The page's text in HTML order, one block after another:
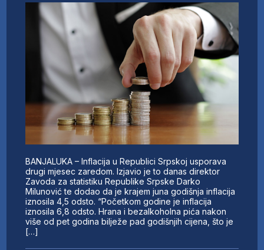
BANJALUKA – Inflacija u Republici Srpskoj usporava
drugi mjesec zaredom. Izjavio je to danas direktor
Zavoda za statistiku Republike Srpske Darko
Milunović te dodao da je krajem juna godišnja inflacija
iznosila 4,5 odsto. “Početkom godine je inflacija
iznosila 6,8 odsto. Hrana i bezalkoholna pića nakon
više od pet godina bilježe pad godišnjih cijena, što je
[…]